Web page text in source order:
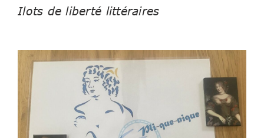
Ilots de liberté littéraires